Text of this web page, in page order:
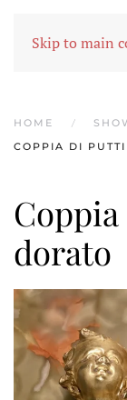
Skip to main
HOME
COPPIA DI
dorato